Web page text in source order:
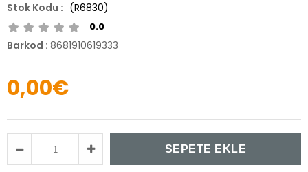
(R6830)
0.0
Barkod : 8681910619333
0,00€